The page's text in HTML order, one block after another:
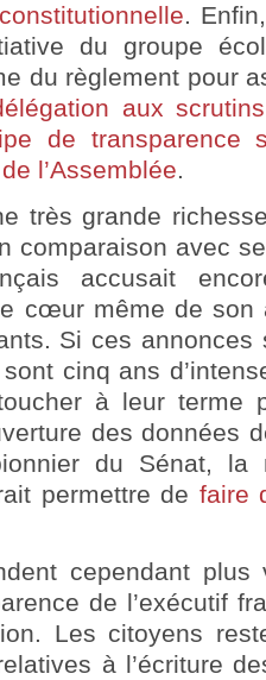
.
du groupe
du règlement pour
aux
de
l’Assemblée.
très grande
comparaison avec
accusait
cœur même de
Si ces annonces
cinq ans
à leur terme
des données
du Sénat,
permettre de faire
cependant
de l’exécutif
Les citoyens
à l’écriture